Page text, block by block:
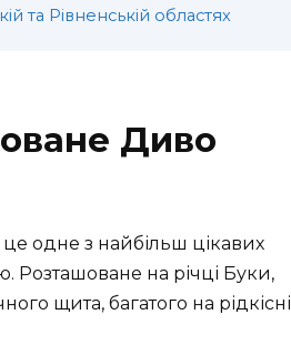
та Рівненській областях
Диво
одне з найбільш цікавих
Розташоване на річці Буки,
щита, багатого на рідкісні